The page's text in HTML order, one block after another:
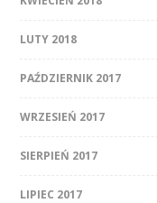
LUTY 2018
PAŹDZIERNIK 2017
WRZESIEŃ 2017
SIERPIEŃ 2017
LIPIEC 2017